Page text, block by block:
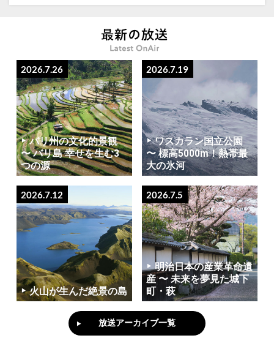
2026.7.26
バリ州の文化的景観
〜 バリ島 幸せを生む3
つの源
2026.7.19
ワスカラン国立公園
〜 標高5000m！熱帯最
大の氷河
2026.7.12
火山が生んだ絶景の島
2026.7.5
明治日本の産業革命遺
産 〜 未来を夢見た城下
町・萩
放送アーカイブ一覧